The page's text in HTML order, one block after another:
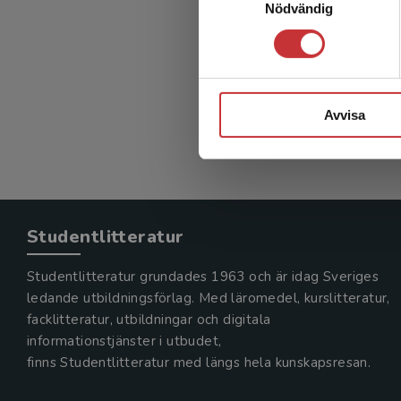
Nödvändig
Avvisa
370 kr
Exkl.
Studentlitteratur
Studentlitteratur grundades 1963 och är idag Sveriges
ledande utbildningsförlag. Med läromedel, kurslitteratur,
facklitteratur, utbildningar och digitala
informationstjänster i utbudet,
finns Studentlitteratur med längs hela kunskapsresan.